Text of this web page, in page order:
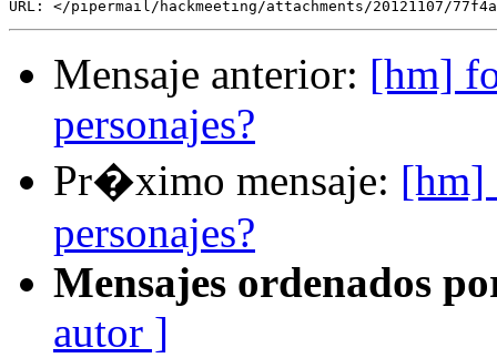
Mensaje anterior: [hm]
personajes?
Pr�ximo mensaje: [hm]
personajes?
Mensajes ordenados
autor ]